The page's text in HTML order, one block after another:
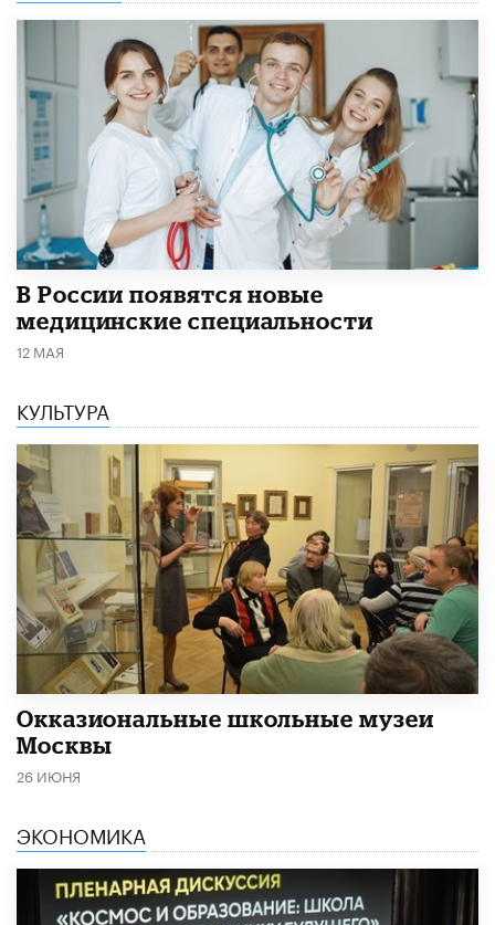
В России появятся новые
медицинские специальности
12 МАЯ
КУЛЬТУРА
​Окказиональные школьные музеи
Москвы
26 ИЮНЯ
ЭКОНОМИКА